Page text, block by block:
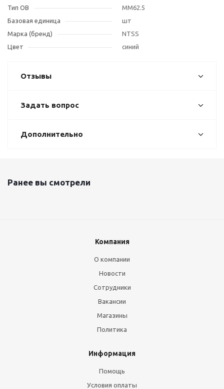
Тип OB
MM62.5
Базовая единица
шт
Марка (бренд)
NTSS
Цвет
синий
Отзывы
Задать вопрос
Дополнительно
Ранее вы смотрели
Компания
О компании
Новости
Сотрудники
Вакансии
Магазины
Политика
Информация
Помощь
Условия оплаты